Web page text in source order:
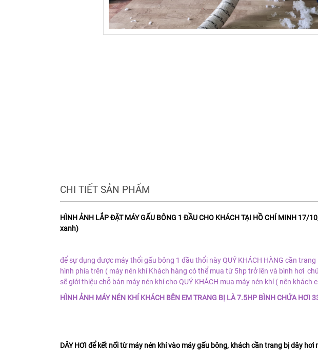
CHI TIẾT SẢN PHẨM
HÌNH ẢNH LẮP ĐẶT MÁY GẤU BÔNG 1 ĐẦU CHO KHÁCH TẠI HỒ CHÍ MINH
xanh)
để sự dụng được máy thổi gấu bông 1 đầu thổi này QUÝ KHÁCH HÀNG cần
hình phía trên ( máy nén khí Khách hàng có thể mua từ 5hp trở lên và bình hơi
sẽ giới thiệu chỗ bán máy nén khí cho QUÝ KHÁCH mua máy nén khí ( nên khách
HÌNH ẢNH MÁY NÉN KHÍ KHÁCH BÊN EM TRANG BỊ LÀ 7.5HP BÌNH CHỨA HƠI
DÂY HƠI để kết nối từ máy nén khí vào máy gấu bông, khách cần trang bị dây